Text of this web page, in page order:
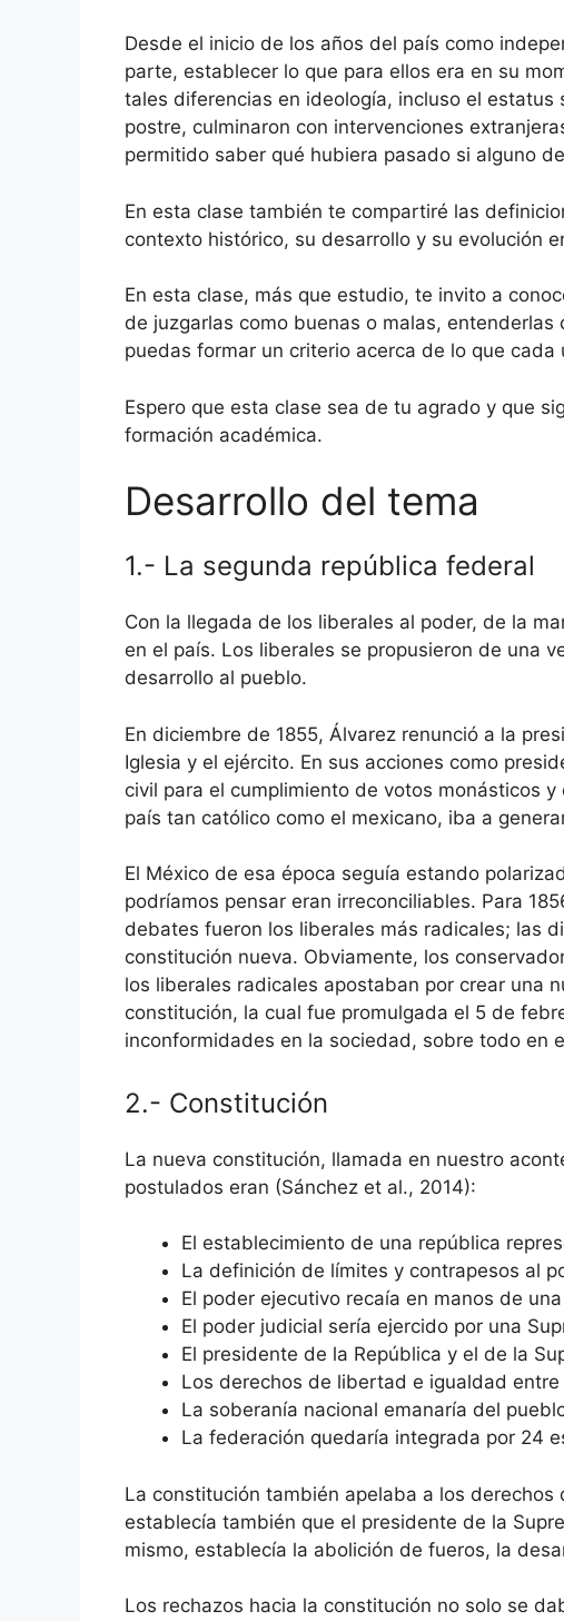
Desde el inicio de los años del país como
parte, establecer lo que para ellos era en su
tales diferencias en ideología, incluso el
postre, culminaron con intervenciones
permitido saber qué hubiera pasado si alguno
En esta clase también te compartiré las
contexto histórico, su desarrollo y su evolución
En esta clase, más que estudio, te invito a
de juzgarlas como buenas o malas,
puedas formar un criterio acerca de lo que
Espero que esta clase sea de tu agrado y que
formación académica.
Desarrollo del tema
1.- La segunda república federal
Con la llegada de los liberales al poder, de la
en el país. Los liberales se propusieron de una
desarrollo al pueblo.
En diciembre de 1855, Álvarez renunció a la
Iglesia y el ejército. En sus acciones como
civil para el cumplimiento de votos monásticos
país tan católico como el mexicano, iba a
El México de esa época seguía estando
podríamos pensar eran irreconciliables. Para
debates fueron los liberales más radicales; las
constitución nueva. Obviamente, los
los liberales radicales apostaban por crear una
constitución, la cual fue promulgada el 5 de
inconformidades en la sociedad, sobre todo en
2.- Constitución
La nueva constitución, llamada en nuestro
postulados eran (Sánchez et al., 2014):
El establecimiento de una república
La definición de límites y contrapesos al
El poder ejecutivo recaía en manos de
El poder judicial sería ejercido por una
El presidente de la República y el de la
Los derechos de libertad e igualdad
La soberanía nacional emanaría del
La federación quedaría integrada por 24
La constitución también apelaba a los
establecía también que el presidente de la
mismo, establecía la abolición de fueros, la
Los rechazos hacia la constitución no solo se